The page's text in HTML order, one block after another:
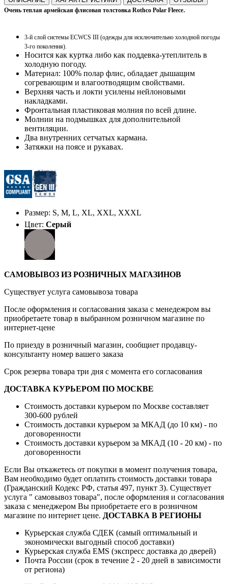
Очень теплая армейская флисовая толстовка Rothco Polar Fleece.
3-й слой системы ECWCS III (одежды для исключительно холодной погоды
3-го поколения).
Носится как куртка либо как поддевка-утеплитель в
холодную погоду.
Материал: 100% полар флис, обладает дышащим
согревающим и влагоотводящим свойствами.
Верхняя часть и локти усилены нейлоновыми
накладками.
Фронтальная пластиковая молния по всей длине.
Молнии на подмышках для дополнительной
вентиляции.
Два внутренних сетчатых кармана.
Затяжки на поясе и рукавах.
Размер: S, M, L, XL, XXL, XXXL
Цвет: Серый
САМОВЫВОЗ ИЗ РОЗНИЧНЫХ МАГАЗИНОВ
Существует услуга самовывоза товара
После оформления и согласования заказа с менедежром вы
приобретаете товар в выбранном розничном магазине по
интернет-цене
По приезду в розничный магазин, сообщиет продавцу-
консультанту номер вашего заказа
Срок резерва товара три дня с момента его согласования
ДОСТАВКА КУРЬЕРОМ ПО МОСКВЕ
Стоимость доставки курьером по Москве составляет
300-600 рублей
Стоимость доставки курьером за МКАД (до 10 км) - по
договоренности
Стоимость доставки курьером за МКАД (10 - 20 км) - по
договоренности
Если Вы откажетесь от покупки в момент получения товара,
Вам необходимо будет оплатить стоимость доставки товара
(Гражданский Кодекс РФ, статья 497, пункт 3). Существует
услуга " самовывоз товара", после оформления и согласования
заказа с менеджером Вы приобретаете его в розничном
магазине по интернет цене. ДОСТАВКА В РЕГИОНЫ
Курьерская служба СДЕК (самый оптимальный и
экономически выгодный способ доставки)
Курьерская служба EMS (экспресс доставка до дверей)
Почта России (срок в течение 2 - 20 дней в зависимости
от региона)